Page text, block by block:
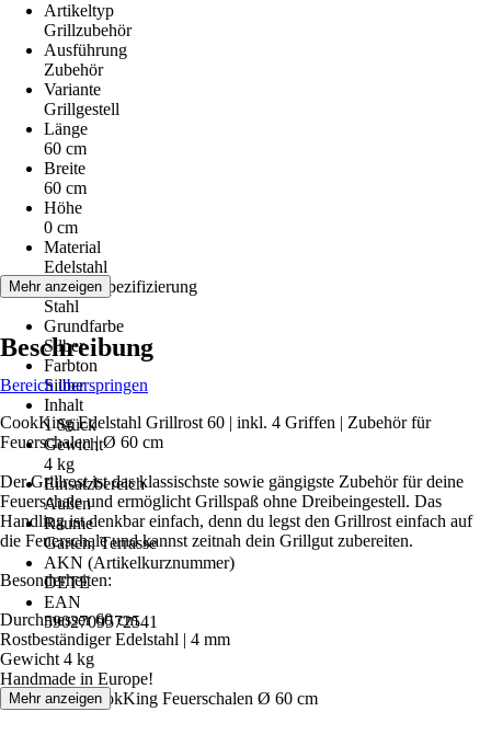
Artikeltyp
Grillzubehör
Ausführung
Zubehör
Variante
Grillgestell
Länge
60 cm
Breite
60 cm
Höhe
0 cm
Material
Edelstahl
Materialspezifizierung
Stahl
Grundfarbe
Silber
Farbton
Silber
Inhalt
1 Stück
Gewicht
4 kg
Einsatzbereich
Außen
Räume
Garten, Terrasse
AKN (Artikelkurznummer)
DETE
EAN
5902709572541
Mehr anzeigen
Beschreibung
Bereich überspringen
CookKing Edelstahl Grillrost 60 | inkl. 4 Griffen | Zubehör für
Feuerschalen | Ø 60 cm
Der Grillrost ist das klassischste sowie gängigste Zubehör für deine
Feuerschale und ermöglicht Grillspaß ohne Dreibeingestell. Das
Handling ist denkbar einfach, denn du legst den Grillrost einfach auf
die Feuerschale und kannst zeitnah dein Grillgut zubereiten.
Besonderheiten:
Durchmesser 60 cm
Rostbeständiger Edelstahl | 4 mm
Gewicht 4 kg
Handmade in Europe!
Passend für CookKing Feuerschalen Ø 60 cm
Mehr anzeigen